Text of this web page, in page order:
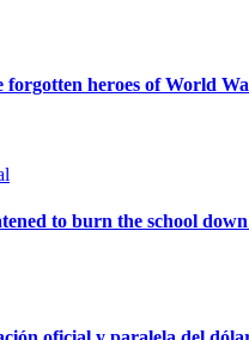
forgotten heroes of World
to burn the school